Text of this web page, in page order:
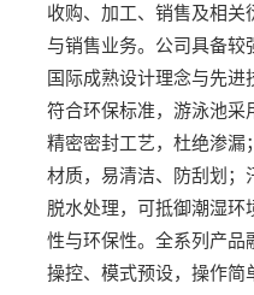
收购、加工、销售及相关
与销售业务。公司具备较
国际成熟设计理念与先
符合环保标准，游泳池采
精密密封工艺，杜绝渗漏
材质，易清洁、防刮划；
脱水处理，可抵御潮湿环
性与环保性。全系列产品
操控、模式预设，操作简